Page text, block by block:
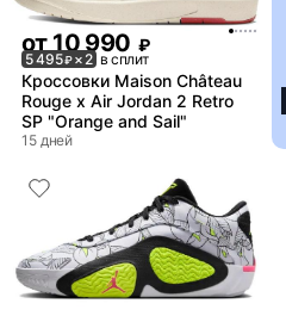
от 10 990 ₽
5 495₽× 2 в сплит
Кроссовки Maison Château
Rouge x Air Jordan 2 Retro
SP "Orange and Sail"
15 дней